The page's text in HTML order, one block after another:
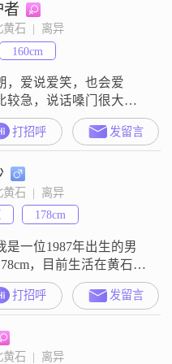
信，生活中的智慧和经
上的知识来得更加重
温柔体贴，善解人意，
身处地地为他人着想。
真诚和可靠是人与人之
石
者
黄石  |  离异
160cm
，爱说爱笑，也会爱
较急，说话嗓门很大。
坏。对人很真诚。对我
人品好，三观正。有责
能换位思考。
打招呼 发留言
黄石  |  离异
178cm
是一位1987年出生的男
，目前生活在黄石。
本科学历，在工作中勤
收入在20000元左右，我
趣，总是能给身边的人
正能量。在生活中，我
观积极的态度，无论遇
打招呼 发留言
黄石  |  离异